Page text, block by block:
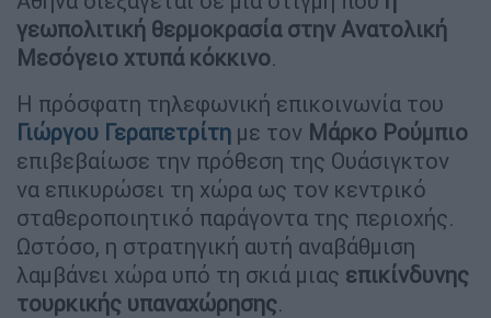
γεωπολιτική θερμοκρασία στην Ανατολική
Μεσόγειο χτυπά κόκκινο.
Η πρόσφατη τηλεφωνική επικοινωνία του
Γιώργου Γεραπετρίτη με τον Μάρκο Ρούμπιο
επιβεβαίωσε την πρόθεση της Ουάσιγκτον
να επικυρώσει τη χώρα ως τον κεντρικό
σταθεροποιητικό παράγοντα της περιοχής.
Ωστόσο, η στρατηγική αυτή αναβάθμιση
λαμβάνει χώρα υπό τη σκιά μιας επικίνδυνης
τουρκικής υπαναχώρησης.